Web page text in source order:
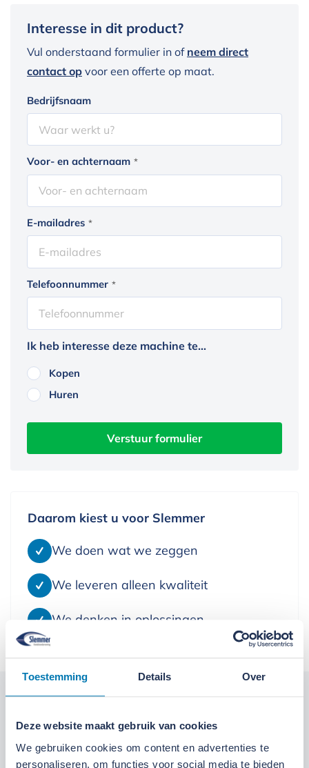
Toestemming Details Over
Deze website maakt gebruik van cookies
We gebruiken cookies om content en advertenties te
personaliseren, om functies voor social media te bieden
Interesse in dit product?
Vul onderstaand formulier in of neem direct
contact op voor een offerte op maat.
Bedrijfsnaam
Voor- en achternaam *
E-mailadres *
Telefoonnummer *
Ik heb interesse deze machine te...
Kopen
Huren
Daarom kiest u voor Slemmer
We doen wat we zeggen
We leveren alleen kwaliteit
We denken in oplossingen
Kom langs bij onze locaties
Locatie Ruinerwold